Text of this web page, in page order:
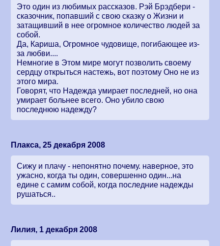
Это один из любимых рассказов. Рэй Брэдбери -
сказочник, попавший с свою сказку о Жизни и
затащивший в нее огромное количество людей за
собой.
Да, Кариша, Огромное чудовище, погибающее из-
за любви....
Немногие в Этом мире могут позволить своему
сердцу открыться настежь, вот поэтому Оно не из
этого мира.
Говорят, что Надежда умирает последней, но она
умирает больнее всего. Оно убило свою
последнюю надежду?
Плакса, 25 декабря 2008
Сижу и плачу - непонятно почему. наверное, это
ужасно, когда ты один, совершенно один...на
едине с самим собой, когда последние надежды
рушаться..
Лилия, 1 декабря 2008